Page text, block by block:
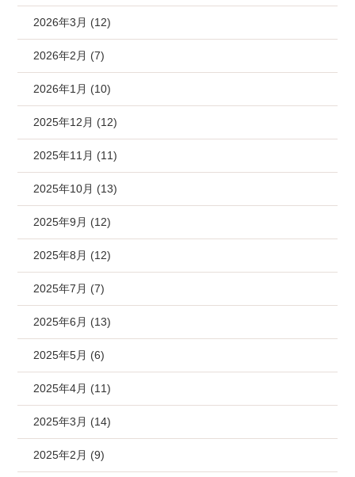
2026年3月 (12)
2026年2月 (7)
2026年1月 (10)
2025年12月 (12)
2025年11月 (11)
2025年10月 (13)
2025年9月 (12)
2025年8月 (12)
2025年7月 (7)
2025年6月 (13)
2025年5月 (6)
2025年4月 (11)
2025年3月 (14)
2025年2月 (9)